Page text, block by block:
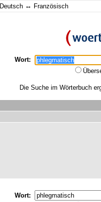
Deutsch ↔ Französisch
Wort:
Die Suche im Wörterbuch
Wort: